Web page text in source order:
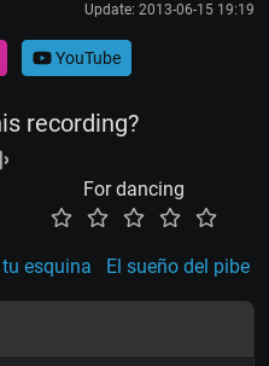
Update: 2013-06-15 19:19
YouTube
recording?
For dancing
esquina El sueño del pibe